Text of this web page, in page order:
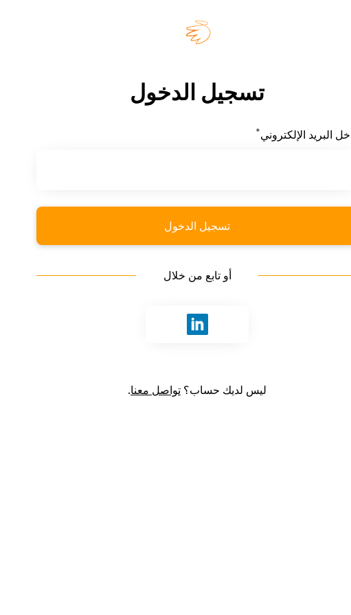
تسجيل الدخول
البريد الإلكتروني*
تسجيل الدخول
أو تابع من خلال
قم بتسجيل الدخول باستخدام LinkedIn
ليس لديك حساب؟ تواصل معنا.